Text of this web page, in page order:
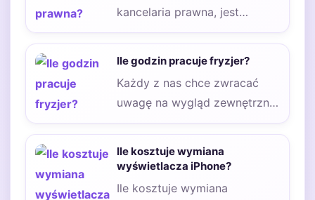
kancelaria prawna, jest
jednym z tych, które nurtują
Ile godzin pracuje fryzjer?
Każdy z nas chce zwracać
uwagę na wygląd zewnętrzny.
Dobrze wiemy, że kiedy
Ile kosztuje wymiana
wyświetlacza iPhone?
Ile kosztuje wymiana